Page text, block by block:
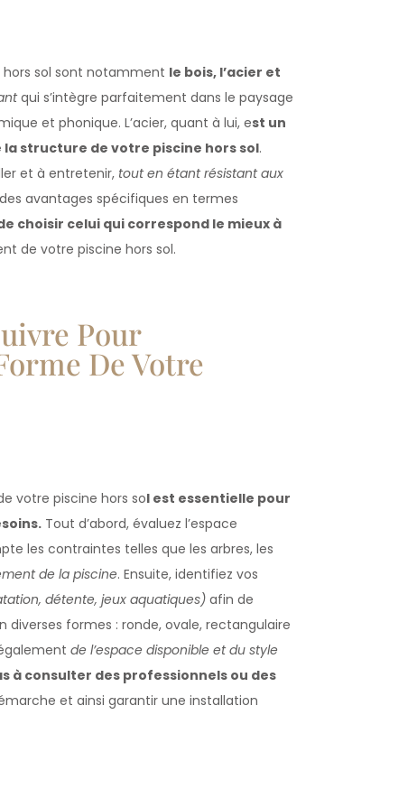
hors sol sont notamment le bois, l’acier et
qui s’intègre parfaitement dans le paysage
et phonique. L’acier, quant à lui, est un
structure de votre piscine hors sol.
et à entretenir, tout en étant résistant aux
avantages spécifiques en termes
choisir celui qui correspond le mieux à
de votre piscine hors sol.
Pour
De Votre
votre piscine hors sol est essentielle pour
Tout d’abord, évaluez l’espace
les contraintes telles que les arbres, les
de la piscine. Ensuite, identifiez vos
détente, jeux aquatiques) afin de
diverses formes : ronde, ovale, rectangulaire
de l’espace disponible et du style
à consulter des professionnels ou des
et ainsi garantir une installation